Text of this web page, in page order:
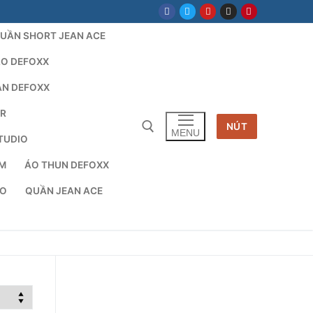
SHORT JEAN ACE
DEFOXX
DEFOXX
ÁO THUN DEFOXX
QUẦN JEAN ACE
MENU
NÚT